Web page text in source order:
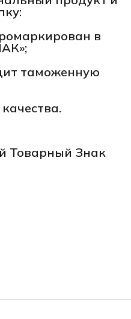
в
таможенную
Товарный Знак